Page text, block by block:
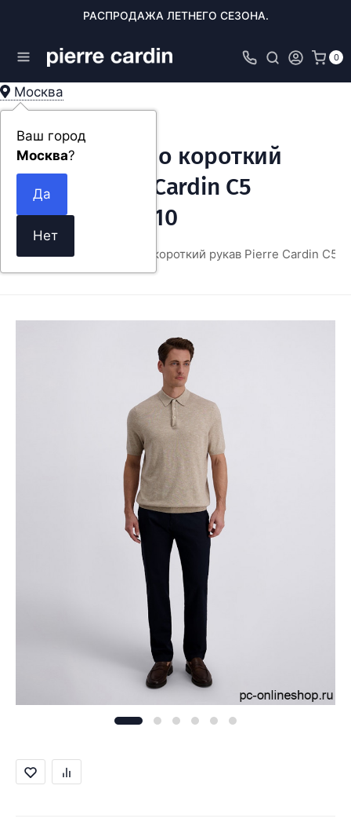
РАСПРОДАЖА ЛЕТНЕГО СЕЗОНА.
0
Москва
Ваш город
Москва?
Мужское поло короткий
рукав Pierre Cardin C5
51974.5147/1110
Мужское поло короткий рукав Pierre Cardin C5